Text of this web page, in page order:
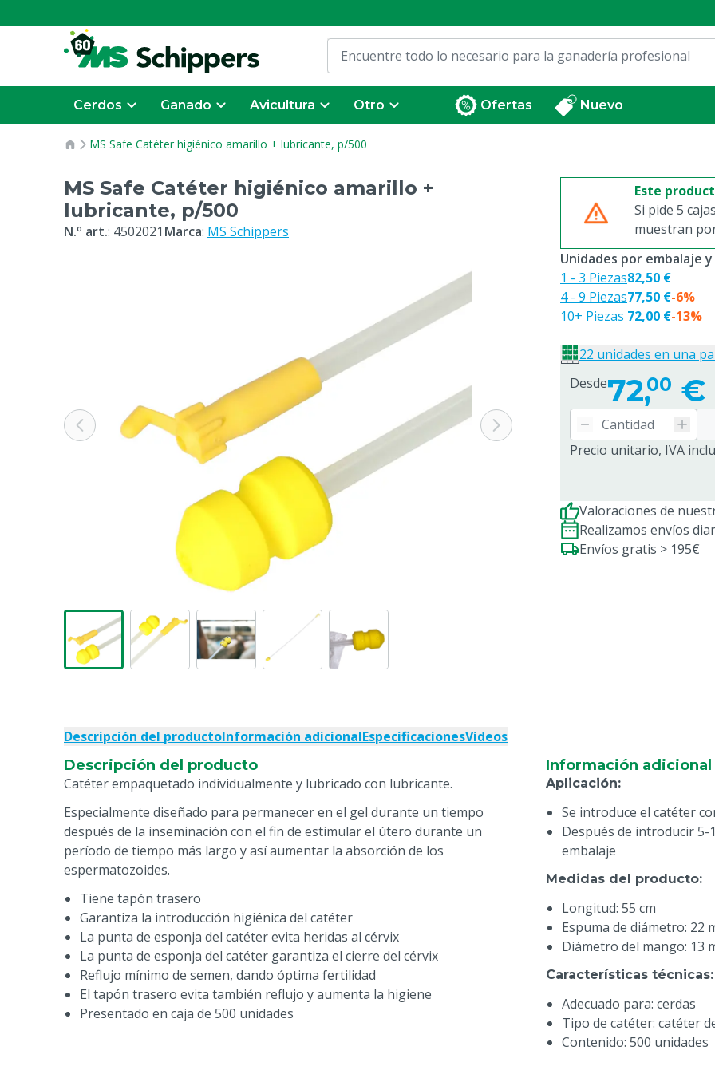
Cerdos Ganado Avicultura Otro Ofertas Nuevo
MS Safe Catéter higiénico amarillo + lubricante, p/500
MS Safe Catéter higiénico amarillo +
lubricante, p/500
N.º art.: 4502021 Marca: MS Schippers
Este
Si pide 5
muestran
Desde72,00 €
Precio unitario, IVA
Unidades por embalaje
1 - 3 Piezas
4 - 9 Piezas
10+ Piezas
82,50 €
77,50 €
72,00 €
-6%
-13%
22 unidades en una
Valoraciones de
Realizamos envíos
Envíos gratis > 195€
Descripción del productoInformación adicionalEspecificacionesVídeos
Descripción del producto
Catéter empaquetado individualmente y lubricado con lubricante.
Especialmente diseñado para permanecer en el gel durante un tiempo
después de la inseminación con el fin de estimular el útero durante un
período de tiempo más largo y así aumentar la absorción de los
espermatozoides.
Tiene tapón trasero
Garantiza la introducción higiénica del catéter
La punta de esponja del catéter evita heridas al cérvix
La punta de esponja del catéter garantiza el cierre del cérvix
Reflujo mínimo de semen, dando óptima fertilidad
El tapón trasero evita también reflujo y aumenta la higiene
Presentado en caja de 500 unidades
Información adicional
Aplicación:
Se introduce el catéter
Después de introducir 5-
embalaje
Medidas del producto:
Longitud: 55 cm
Espuma de diámetro: 22
Diámetro del mango: 13
Características técnicas:
Adecuado para: cerdas
Tipo de catéter: catéter
Contenido: 500 unidades